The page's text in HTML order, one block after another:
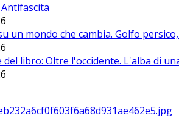
un mondo che cambia. Golfo
del libro: Oltre l'occidente. L'alba di